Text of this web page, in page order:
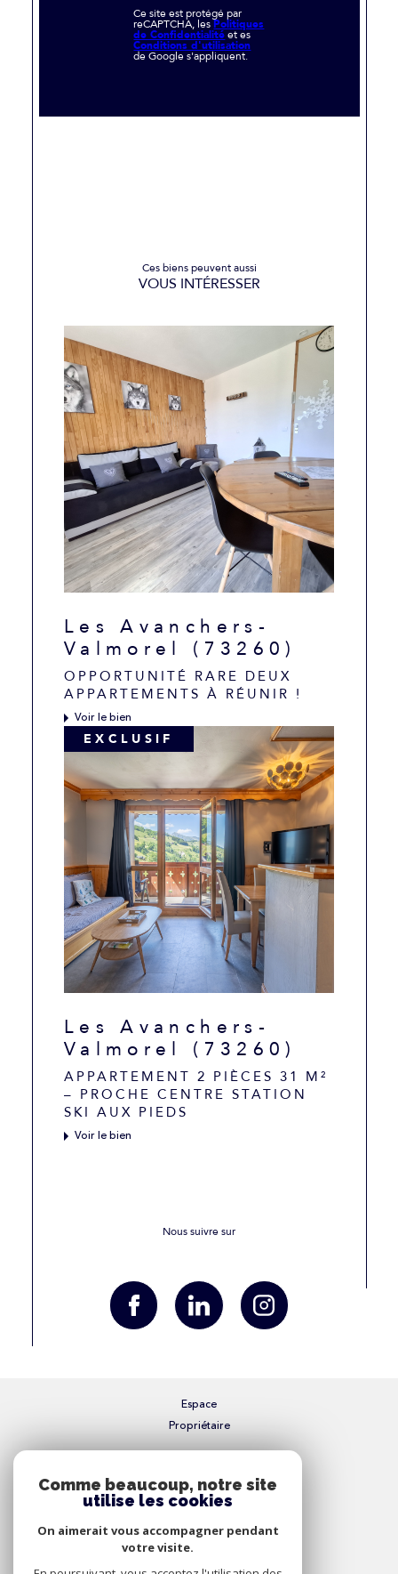
Ce site est protégé par
reCAPTCHA, lesPolitiques
de Confidentialitéet es
Conditions d'utilisation
de Google s'appliquent.
Ces biens peuvent aussi
VOUS INTÉRESSER
Les Avanchers-
Valmorel (73260)
OPPORTUNITÉ RARE DEUX
APPARTEMENTS À RÉUNIR !
Voir le bien
EXCLUSIF
Les Avanchers-
Valmorel (73260)
APPARTEMENT 2 PIÈCES 31 M²
– PROCHE CENTRE STATION
SKI AUX PIEDS
Voir le bien
Nous suivre sur
Espace
Propriétaire
Adhérons
Comme beaucoup, notre site
utilise les cookies
On aimerait vous accompagner pendant
votre visite.